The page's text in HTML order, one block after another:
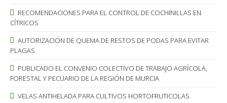
RECOMENDACIONES PARA EL CONTROL DE COCHINILLAS EN
CÍTRICOS
AUTORIZACIÓN DE QUEMA DE RESTOS DE PODAS PARA EVITAR
PLAGAS
PUBLICADO EL CONVENIO COLECTIVO DE TRABAJO AGRÍCOLA,
FORESTAL Y PECUARIO DE LA REGIÓN DE MURCIA
VELAS ANTIHELADA PARA CULTIVOS HORTOFRUTICOLAS